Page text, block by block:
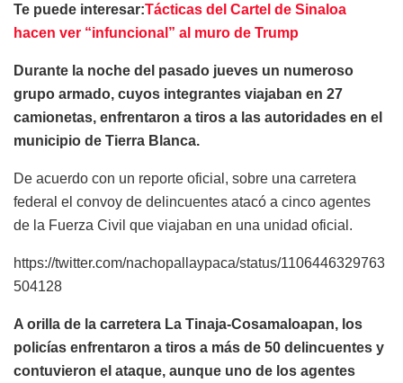
Te puede interesar:Tácticas del Cartel de Sinaloa
hacen ver “infuncional” al muro de Trump
Durante la noche del pasado jueves un numeroso
grupo armado, cuyos integrantes viajaban en 27
camionetas, enfrentaron a tiros a las autoridades en el
municipio de Tierra Blanca.
De acuerdo con un reporte oficial, sobre una carretera
federal el convoy de delincuentes atacó a cinco agentes
de la Fuerza Civil que viajaban en una unidad oficial.
https://twitter.com/nachopallaypaca/status/1106446329763
504128
A orilla de la carretera La Tinaja-Cosamaloapan, los
policías enfrentaron a tiros a más de 50 delincuentes y
contuvieron el ataque, aunque uno de los agentes